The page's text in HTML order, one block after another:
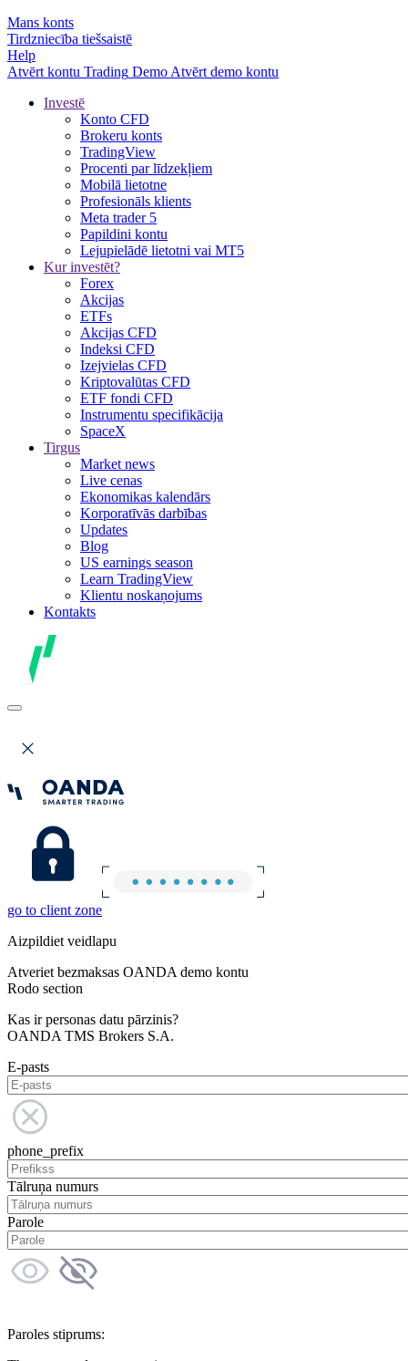
Mans konts
Tirdzniecība tiešsaistē
Help
Atvērt kontu Trading Demo Atvērt demo kontu
Investē
Konto CFD
Brokeru konts
TradingView
Procenti par līdzekļiem
Mobilā lietotne
Profesionāls klients
Meta trader 5
Papildini kontu
Lejupielādē lietotni vai MT5
Kur investēt?
Forex
Akcijas
ETFs
Akcijas CFD
Indeksi CFD
Izejvielas CFD
Kriptovalūtas CFD
ETF fondi CFD
Instrumentu specifikācija
SpaceX
Tirgus
Market news
Live cenas
Ekonomikas kalendārs
Korporatīvās darbības
Updates
Blog
US earnings season
Learn TradingView
Klientu noskaņojums
Kontakts
go to client zone
Aizpildiet veidlapu
Atveriet bezmaksas OANDA demo kontu
Rodo section
Kas ir personas datu pārzinis?
OANDA TMS Brokers S.A.
E-pasts
phone_prefix
Tālruņa numurs
Parole
Paroles stiprums: